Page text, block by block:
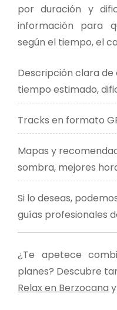
por duración y
información para
según el tiempo, el
Descripción clara
tiempo estimado,
Tracks en formato
Mapas y
sombra, mejores
Si lo deseas,
guías profesionales
¿Te apetece
planes? Descubre
Relax en Berzocana y